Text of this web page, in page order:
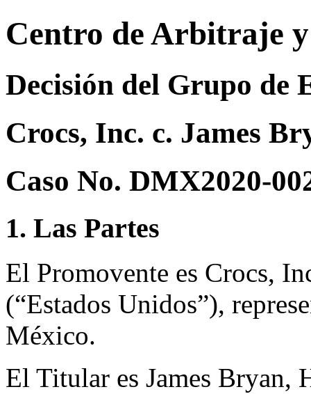
Centro de Arbitraje
Decisión del Grupo de
Crocs, Inc. c. James
Caso No. DMX2020-
1. Las Partes
El Promovente es Crocs,
(“Estados Unidos”),
México.
El Titular es James Bryan,